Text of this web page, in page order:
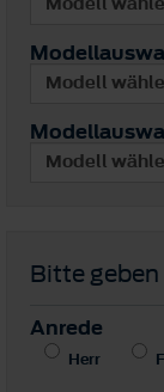
Bitte
Anrede
Herr